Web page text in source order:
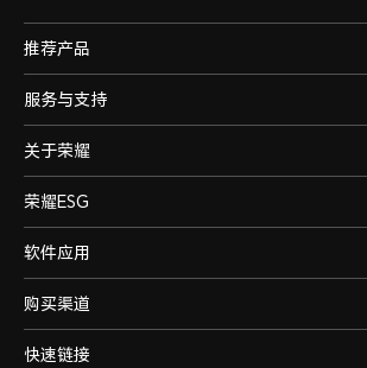
推荐产品
服务与支持
关于荣耀
荣耀ESG
软件应用
购买渠道
快速链接